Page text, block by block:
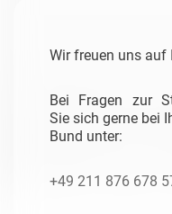
Wir freuen uns auf
Bei Fragen zur
Sie sich gerne bei
Bund unter:
+49 211 876 678